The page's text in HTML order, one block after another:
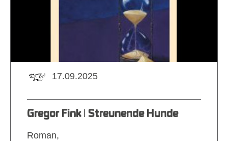
Gregor Fink ǀ Streunende Hunde
Roman,
17.09.2025